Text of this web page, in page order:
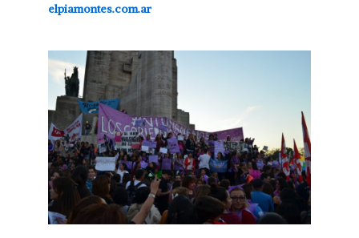
elpiamontes.com.ar